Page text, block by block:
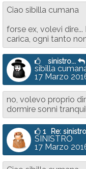
Ciao sibilla cumana
forse ex, volevi
carica, ogni tanto
sinistro...
sibilla
17 Marzo
no, volevo proprio
dormire sonni
1 Re:
SINISTRO
17 Marzo